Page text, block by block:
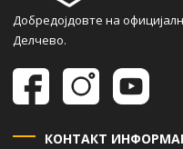
Добредојдовте на
Делчево.
КОНТАКТ